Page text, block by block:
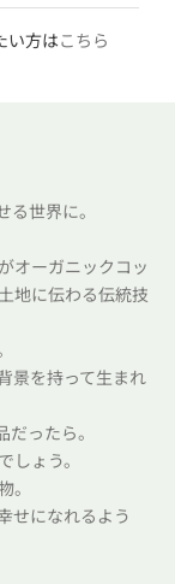
い方はこちら
世界に。
オーガニックコッ
地に伝わる伝統技
景を持って生まれ
ったら。
ょう。
。
せになれるよう